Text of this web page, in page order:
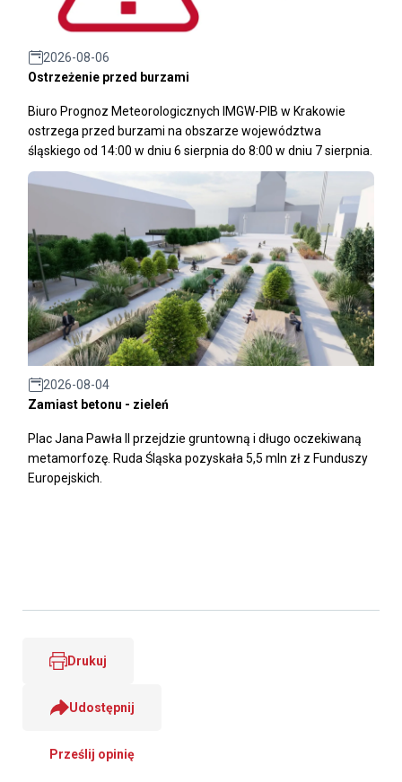
2026-08-06
Ostrzeżenie przed burzami
Biuro Prognoz Meteorologicznych IMGW-PIB w Krakowie
ostrzega przed burzami na obszarze województwa
śląskiego od 14:00 w dniu 6 sierpnia do 8:00 w dniu 7 sierpnia.
2026-08-04
Zamiast betonu - zieleń
Plac Jana Pawła II przejdzie gruntowną i długo oczekiwaną
metamorfozę. Ruda Śląska pozyskała 5,5 mln zł z Funduszy
Europejskich.
Drukuj
Udostępnij
Prześlij opinię